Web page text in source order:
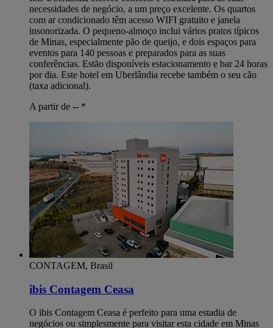
necessidades de negócio, a um preço excelente. Os quartos
com ar condicionado têm acesso WIFI gratuito e janela
insonorizada. O pequeno-almoço inclui vários pratos típicos
de Minas, especialmente pão de queijo, e dois espaços para
eventos para 140 pessoas e preparados para as suas
conferências. Estão disponíveis estacionamento e bar 24 horas
por dia. Este hotel em Uberlândia recebe também o seu cão
(taxa adicional).
A partir de -- *
CONTAGEM, Brasil
ibis Contagem Ceasa
O ibis Contagem Ceasa é perfeito para uma estadia de
negócios ou simplesmente para visitar esta cidade em Minas